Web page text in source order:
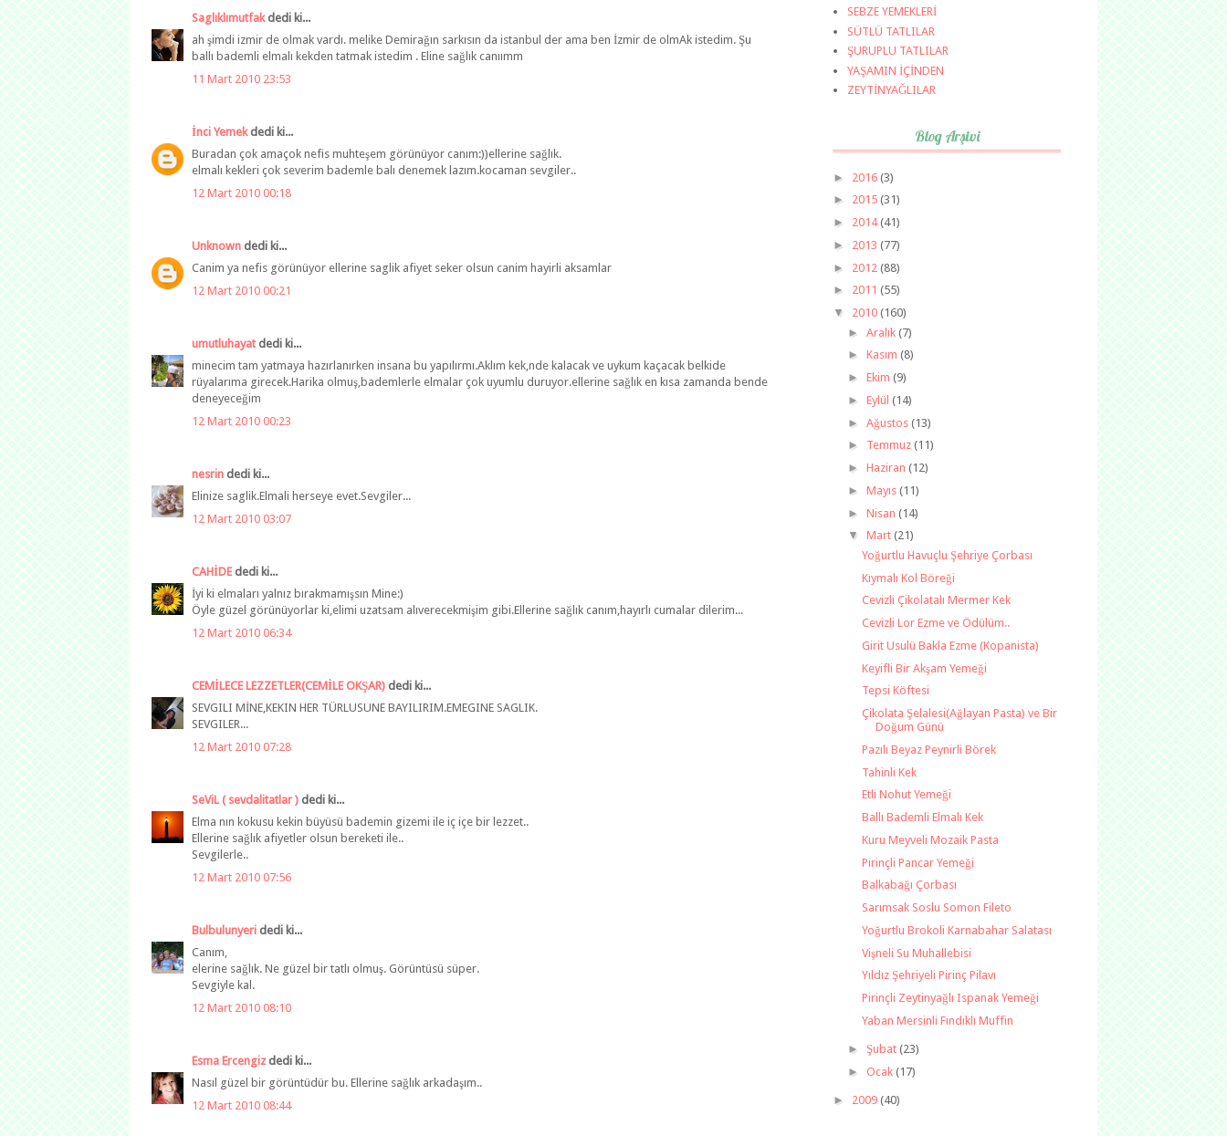
Saglıklımutfakdedi ki...
ah şimdi izmir de olmak vardı. melike Demirağın sarkısın da istanbul der ama ben İzmir de olmAk istedim. Şu
ballı bademli elmalı kekden tatmak istedim . Eline sağlık canıımm
11 Mart 2010 23:53
İnci Yemekdedi ki...
Buradan çok amaçok nefis muhteşem görünüyor canım:))ellerine sağlık.
elmalı kekleri çok severim bademle balı denemek lazım.kocaman sevgiler..
12 Mart 2010 00:18
Unknown dedi ki...
Canim ya nefis görünüyor ellerine saglik afiyet seker olsun canim hayirli aksamlar
12 Mart 2010 00:21
umutluhayatdedi ki...
minecim tam yatmaya hazırlanırken insana bu yapılırmı.Aklım kek,nde kalacak ve uykum kaçacak belkide
rüyalarıma girecek.Harika olmuş,bademlerle elmalar çok uyumlu duruyor.ellerine sağlık en kısa zamanda bende
deneyeceğim
12 Mart 2010 00:23
nesrin dedi ki...
Elinize saglik.Elmali herseye evet.Sevgiler...
12 Mart 2010 03:07
CAHİDE dedi ki...
İyi ki elmaları yalnız bırakmamışsın Mine:)
Öyle güzel görünüyorlar ki,elimi uzatsam alıverecekmişim gibi.Ellerine sağlık canım,hayırlı cumalar dilerim...
12 Mart 2010 06:34
CEMİLECE LEZZETLER(CEMİLE OKŞAR) dedi ki...
SEVGILI MİNE,KEKIN HER TÜRLUSUNE BAYILIRIM.EMEGINE SAGLIK.
SEVGILER...
12 Mart 2010 07:28
SeViL ( sevdalitatlar ) dedi ki...
Elma nın kokusu kekin büyüsü bademin gizemi ile iç içe bir lezzet..
Ellerine sağlık afiyetler olsun bereketi ile..
Sevgilerle..
12 Mart 2010 07:56
Bulbulunyeri dedi ki...
Canım,
elerine sağlık. Ne güzel bir tatlı olmuş. Görüntüsü süper.
Sevgiyle kal.
12 Mart 2010 08:10
Esma Ercengiz dedi ki...
Nasıl güzel bir görüntüdür bu. Ellerine sağlık arkadaşım..
12 Mart 2010 08:44
SEBZE YEMEKLERİ
SÜTLÜ TATLILAR
ŞURUPLU TATLILAR
YAŞAMIN İÇİNDEN
ZEYTİNYAĞLILAR
Blog Arşivi
► 2016 (3)
► 2015 (31)
► 2014(41)
► 2013 (77)
► 2012 (88)
► 2011 (55)
▼ 2010 (160)
► Aralık (7)
► Kasım (8)
► Ekim (9)
► Eylül (14)
► Ağustos (13)
► Temmuz (11)
► Haziran (12)
► Mayıs (11)
► Nisan (14)
▼ Mart (21)
Yoğurtlu Havuçlu Şehriye Çorbası
Kıymalı Kol Böreği
Cevizli Çikolatalı Mermer Kek
Cevizli Lor Ezme ve Ödülüm..
Girit Usulü Bakla Ezme (Kopanista)
Keyifli Bir Akşam Yemeği
Tepsi Köftesi
Çikolata Şelalesi(Ağlayan Pasta) ve Bir
Doğum Günü
Pazılı Beyaz Peynirli Börek
Tahinli Kek
Etli Nohut Yemeği
Ballı Bademli Elmalı Kek
Kuru Meyveli Mozaik Pasta
Pirinçli Pancar Yemeği
Balkabağı Çorbası
Sarımsak Soslu Somon Fileto
Yoğurtlu Brokoli Karnabahar Salatası
Vişneli Su Muhallebisi
Yıldız Şehriyeli Pirinç Pilavı
Pirinçli Zeytinyağlı Ispanak Yemeği
Yaban Mersinli Fındıklı Muffin
► Şubat (23)
► Ocak (17)
► 2009 (40)